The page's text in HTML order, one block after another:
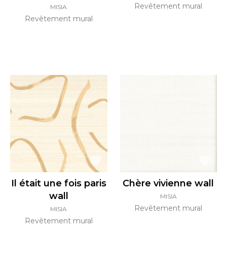
MISIA
Revêtement mural
Revêtement mural
Il était une fois paris
wall
MISIA
Revêtement mural
Chère vivienne wall
MISIA
Revêtement mural